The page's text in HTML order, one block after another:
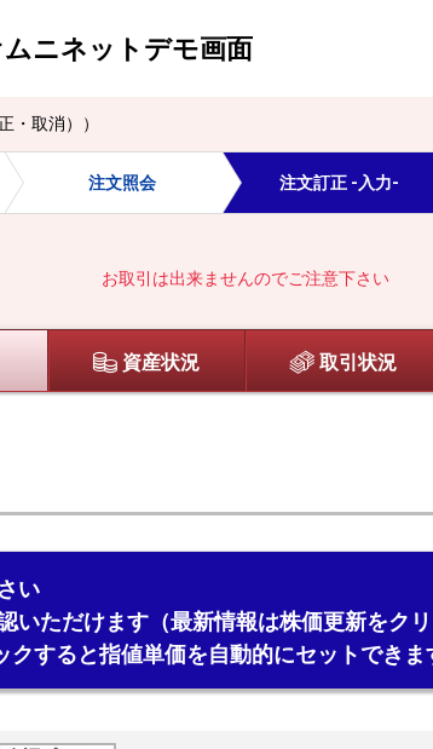
ニネット デモ画面
・取消））
注文照会 注文訂正 -入力-
お取引は出来ませんのでご注意下さい
資産状況 取引状況
い
いただけます（最新情報は株価更新をクリ
すると指値単価を自動的にセットできま